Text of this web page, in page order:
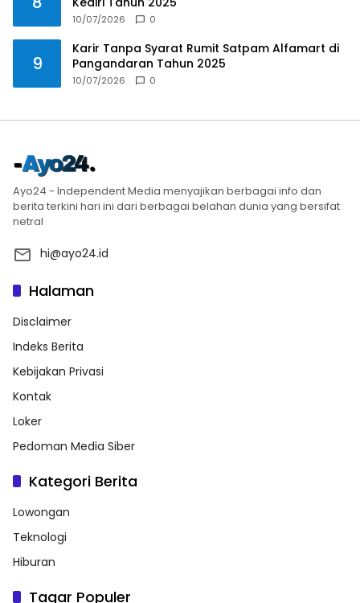
10/07/2026 0
9
Karir Tanpa Syarat Rumit Satpam Alfamart di
Pangandaran Tahun 2025
10/07/2026 0
Ayo24 - Independent Media menyajikan berbagai info dan
berita terkini hari ini dari berbagai belahan dunia yang bersifat
netral
hi@ayo24.id
Halaman
Disclaimer
Indeks Berita
Kebijakan Privasi
Kontak
Loker
Pedoman Media Siber
Kategori Berita
Lowongan
Teknologi
Hiburan
Tagar Populer